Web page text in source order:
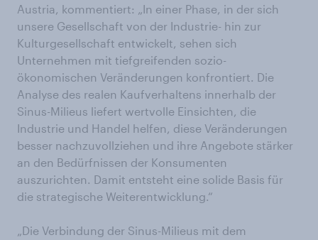
Austria, kommentiert: „In einer Phase, in der sich
unsere Gesellschaft von der Industrie- hin zur
Kulturgesellschaft entwickelt, sehen sich
Unternehmen mit tiefgreifenden sozio-
ökonomischen Veränderungen konfrontiert. Die
Analyse des realen Kaufverhaltens innerhalb der
Sinus-Milieus liefert wertvolle Einsichten, die
Industrie und Handel helfen, diese Veränderungen
besser nachzuvollziehen und ihre Angebote stärker
an den Bedürfnissen der Konsumenten
auszurichten. Damit entsteht eine solide Basis für
die strategische Weiterentwicklung.“
„Die Verbindung der Sinus-Milieus mit dem